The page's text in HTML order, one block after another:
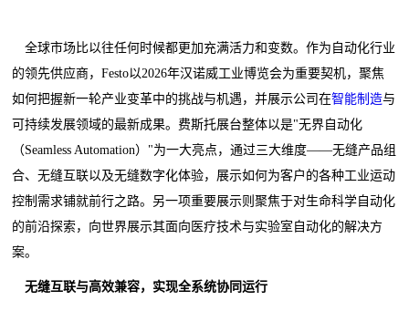
全球市场比以往任何时候都更加充满活力和变数。作为自动化行业
的领先供应商，Festo以2026年汉诺威工业博览会为重要契机，聚焦
如何把握新一轮产业变革中的挑战与机遇，并展示公司在智能制造与
可持续发展领域的最新成果。费斯托展台整体以是"无界自动化
（Seamless Automation）"为一大亮点，通过三大维度——无缝产品组
合、无缝互联以及无缝数字化体验，展示如何为客户的各种工业运动
控制需求铺就前行之路。另一项重要展示则聚焦于对生命科学自动化
的前沿探索，向世界展示其面向医疗技术与实验室自动化的解决方
案。
无缝互联与高效兼容，实现全系统协同运行